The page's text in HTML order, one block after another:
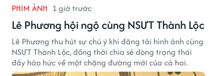
PHIM ẢNH 1 giờ trước
Lê Phương hội ngộ cùng NSƯT Thành Lộc
Lê Phương thu hút sự chú ý khi đăng tải hình ảnh cùng
NSƯT Thành Lộc, đồng thời chia sẻ dòng trạng thái
đầy háo hức về một chặng đường mới của cả hai.